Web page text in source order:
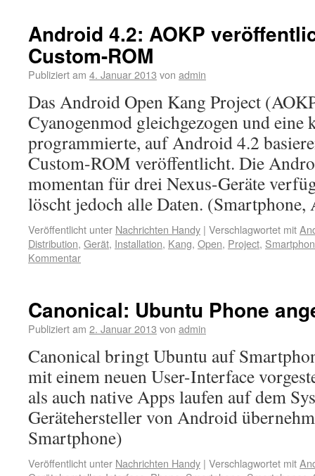
Android 4.2: AOKP
Custom-ROM
Publiziert am 4. Januar 2013 von admin
Das Android Open Kang Project
Cyanogenmod gleichgezogen und eine
programmierte, auf Android 4.2
Custom-ROM veröffentlicht. Die
momentan für drei Nexus-Geräte
löscht jedoch alle Daten.
Veröffentlicht unter Nachrichten Handy | Verschlagwortet mit
Distribution, Gerät, Installation, Kang, Open, Project,
Kommentar
Canonical: Ubuntu Phone
Publiziert am 2. Januar 2013 von admin
Canonical bringt Ubuntu auf
mit einem neuen User-Interface
als auch native Apps laufen auf dem
Gerätehersteller von Android
Smartphone)
Veröffentlicht unter Nachrichten Handy | Verschlagwortet mit